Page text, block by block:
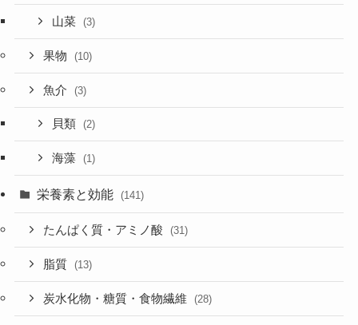
山菜 (3)
果物 (10)
魚介 (3)
貝類 (2)
海藻 (1)
栄養素と効能 (141)
たんぱく質・アミノ酸 (31)
脂質 (13)
炭水化物・糖質・食物繊維 (28)